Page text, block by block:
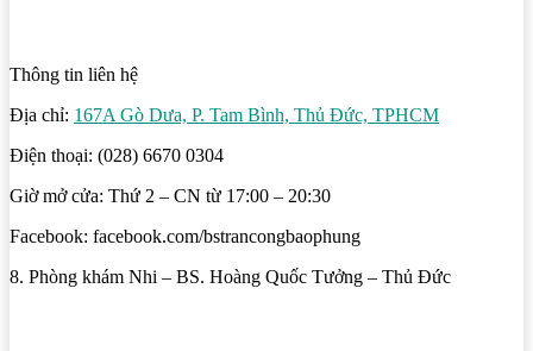
Thông tin liên hệ
Địa chỉ: 167A Gò Dưa, P. Tam Bình, Thủ Đức, TPHCM
Điện thoại: (028) 6670 0304
Giờ mở cửa: Thứ 2 – CN từ 17:00 – 20:30
Facebook: facebook.com/bstrancongbaophung
8. Phòng khám Nhi – BS. Hoàng Quốc Tưởng – Thủ Đức